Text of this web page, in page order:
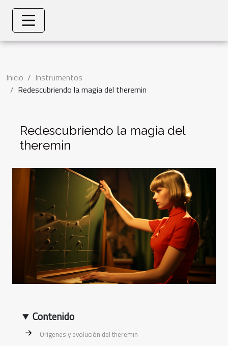
Inicio
Instrumentos
Redescubriendo la magia del theremin
Redescubriendo la magia del
theremin
Contenido
Orígenes y evolución del theremin